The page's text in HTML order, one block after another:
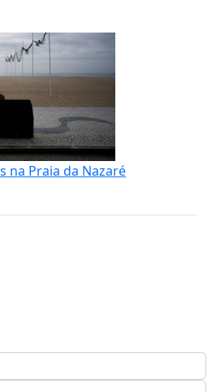
na Praia da Nazaré